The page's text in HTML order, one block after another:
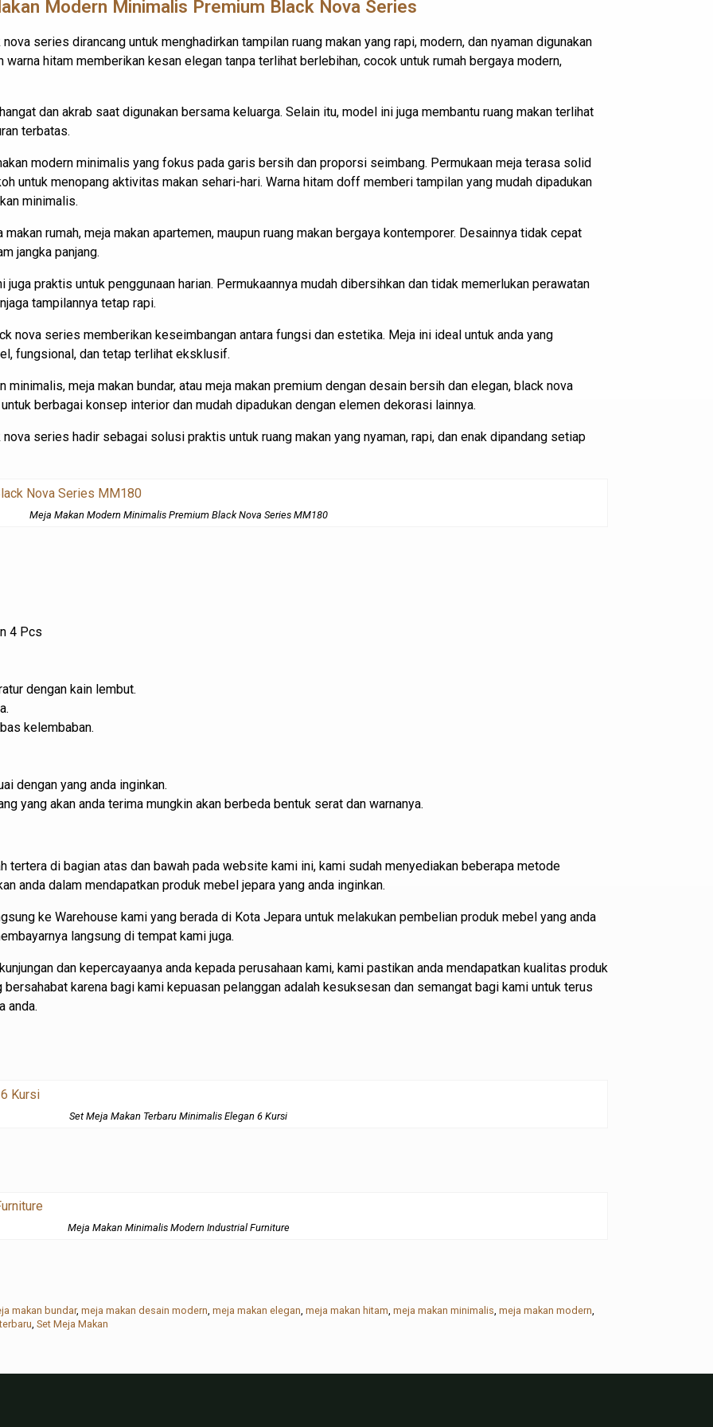
Modern Minimalis Premium Black Nova Series
series dirancang untuk menghadirkan tampilan ruang makan yang rapi, modern, dan nyaman digunakan
hitam memberikan kesan elegan tanpa terlihat berlebihan, cocok untuk rumah bergaya modern,
dan akrab saat digunakan bersama keluarga. Selain itu, model ini juga membantu ruang makan terlihat
terbatas.
modern minimalis yang fokus pada garis bersih dan proporsi seimbang. Permukaan meja terasa solid
untuk menopang aktivitas makan sehari-hari. Warna hitam doff memberi tampilan yang mudah dipadukan
minimalis.
rumah, meja makan apartemen, maupun ruang makan bergaya kontemporer. Desainnya tidak cepat
jangka panjang.
praktis untuk penggunaan harian. Permukaannya mudah dibersihkan dan tidak memerlukan perawatan
tampilannya tetap rapi.
nova series memberikan keseimbangan antara fungsi dan estetika. Meja ini ideal untuk anda yang
fungsional, dan tetap terlihat eksklusif.
meja makan bundar, atau meja makan premium dengan desain bersih dan elegan, black nova
berbagai konsep interior dan mudah dipadukan dengan elemen dekorasi lainnya.
series hadir sebagai solusi praktis untuk ruang makan yang nyaman, rapi, dan enak dipandang setiap
Meja Makan Modern Minimalis Premium Black Nova Series MM180
4 Pcs
dengan kain lembut.
kelembaban.
dengan yang anda inginkan.
yang akan anda terima mungkin akan berbeda bentuk serat dan warnanya.
tertera di bagian atas dan bawah pada website kami ini, kami sudah menyediakan beberapa metode
anda dalam mendapatkan produk mebel jepara yang anda inginkan.
ke Warehouse kami yang berada di Kota Jepara untuk melakukan pembelian produk mebel yang anda
langsung di tempat kami juga.
dan kepercayaanya anda kepada perusahaan kami, kami pastikan anda mendapatkan kualitas produk
karena bagi kami kepuasan pelanggan adalah kesuksesan dan semangat bagi kami untuk terus
anda.
Set Meja Makan Terbaru Minimalis Elegan 6 Kursi
Meja Makan Minimalis Modern Industrial Furniture
makan bundar, meja makan desain modern, meja makan elegan, meja makan hitam, meja makan minimalis, meja makan modern,
, Set Meja Makan